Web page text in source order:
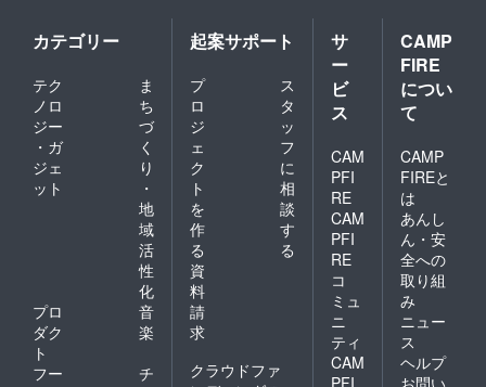
定。 よ
ろしけ
れば事
前にご
相談い
ただけ
れば幸
す。
カテゴリー
テク
ノロ
ジー
・ガ
ジェ
ット
ま
ち
づ
く
り
・
地
域
活
性
化
プロ
ダク
ト
音
楽
フー
チ
起案サポート
プ
ロ
ジ
ェ
ク
ト
を
作
る
ス
タ
ッ
フ
に
相
談
す
る
資
料
請
求
クラウドファ
サ
ー
ビ
ス
CAM
PFI
RE
CAM
PFI
RE
コ
ミュ
ニ
ティ
CAM
CAMP
FIRE
につい
て
CAMP
FIREと
は
あんし
ん・安
全への
取り組
み
ニュー
ス
ヘルプ